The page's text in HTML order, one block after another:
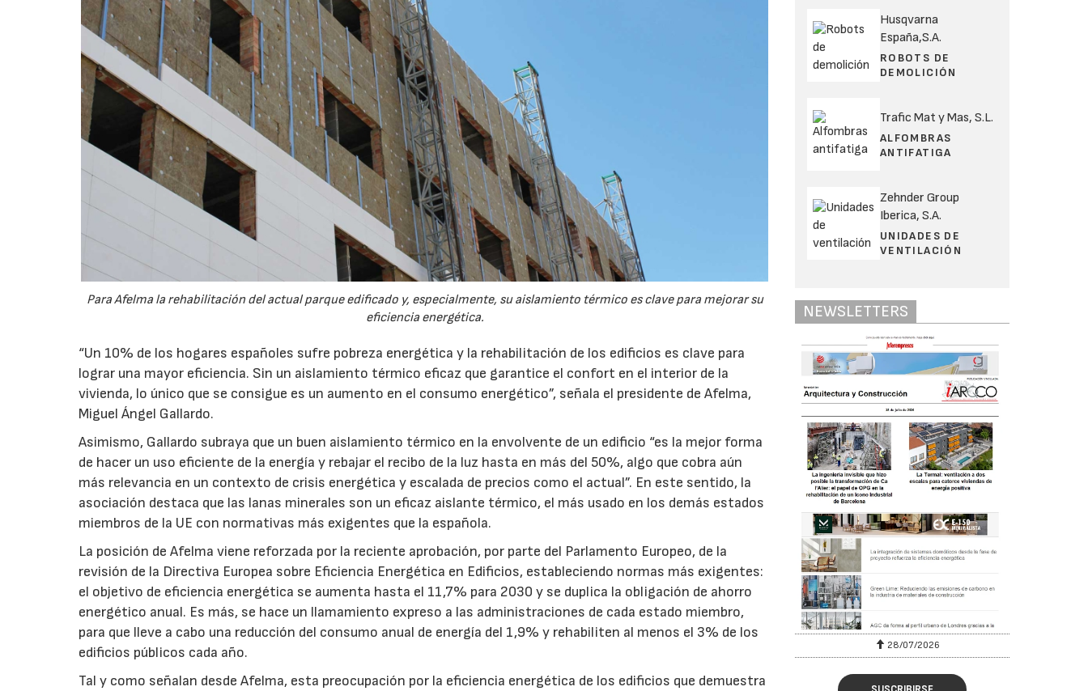
Para Afelma la rehabilitación del actual parque edificado y, especialmente, su aislamiento térmico es clave para mejorar su
eficiencia energética.
“Un 10% de los hogares españoles sufre pobreza energética y la rehabilitación de los edificios es clave para
lograr una mayor eficiencia. Sin un aislamiento térmico eficaz que garantice el confort en el interior de la
vivienda, lo único que se consigue es un aumento en el consumo energético”, señala el presidente de Afelma,
Miguel Ángel Gallardo.
Asimismo, Gallardo subraya que un buen aislamiento térmico en la envolvente de un edificio “es la mejor forma
de hacer un uso eficiente de la energía y rebajar el recibo de la luz hasta en más del 50%, algo que cobra aún
más relevancia en un contexto de crisis energética y escalada de precios como el actual”. En este sentido, la
asociación destaca que las lanas minerales son un eficaz aislante térmico, el más usado en los demás estados
miembros de la UE con normativas más exigentes que la española.
La posición de Afelma viene reforzada por la reciente aprobación, por parte del Parlamento Europeo, de la
revisión de la Directiva Europea sobre Eficiencia Energética en Edificios, estableciendo normas más exigentes:
el objetivo de eficiencia energética se aumenta hasta el 11,7% para 2030 y se duplica la obligación de ahorro
energético anual. Es más, se hace un llamamiento expreso a las administraciones de cada estado miembro,
para que lleve a cabo una reducción del consumo anual de energía del 1,9% y rehabiliten al menos el 3% de los
edificios públicos cada año.
Tal y como señalan desde Afelma, esta preocupación por la eficiencia energética de los edificios que demuestra
Husqvarna
España,S.A.
ROBOTS DE
DEMOLICIÓN
Trafic Mat y Mas, S.L.
ALFOMBRAS
ANTIFATIGA
Zehnder Group
Iberica, S.A.
UNIDADES DE
VENTILACIÓN
NEWSLETTERS
28/07/2026